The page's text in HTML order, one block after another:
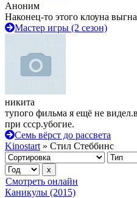
Аноним
Наконец-то этого клоуна
Мастер игры (2 сезон)
никита
тупого фильма я ещё не
при ссср.убогие.
Семь вёрст до рассвета
Kinostart » Стил Стеббинс
Смотреть онлайн
Каникулы (2015)